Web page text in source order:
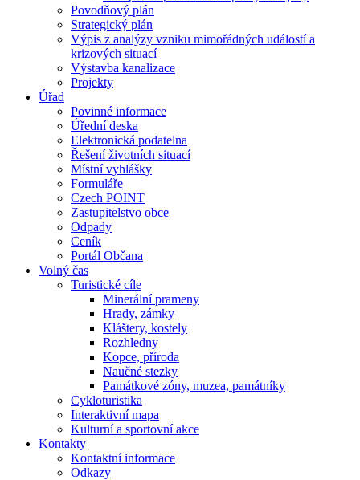
Povodňový plán
Strategický plán
Výpis z analýzy vzniku mimořádných událostí a
krizových situací
Výstavba kanalizace
Projekty
Úřad
Povinné informace
Úřední deska
Elektronická podatelna
Řešení životních situací
Místní vyhlášky
Formuláře
Czech POINT
Zastupitelstvo obce
Odpady
Ceník
Portál Občana
Volný čas
Turistické cíle
Minerální prameny
Hrady, zámky
Kláštery, kostely
Rozhledny
Kopce, příroda
Naučné stezky
Památkové zóny, muzea, památníky
Cykloturistika
Interaktivní mapa
Kulturní a sportovní akce
Kontakty
Kontaktní informace
Odkazy